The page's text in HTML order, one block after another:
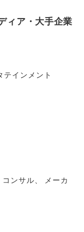
ィア・大手企業
インメント
コンサル、
メーカ